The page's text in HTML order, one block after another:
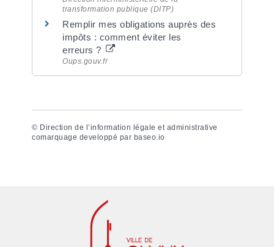
transformation publique (DITP)
Remplir mes obligations auprès des
impôts : comment éviter les
erreurs ?
Oups.gouv.fr
© Direction de l’information légale et administrative
comarquage developpé par baseo.io